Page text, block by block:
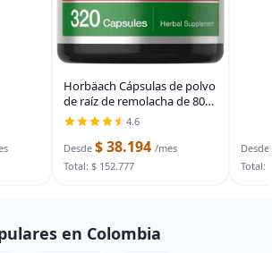
Horbäach Cápsulas de polvo
de raíz de remolacha de 8000
mg | 320 píldoras | Fórmula
sin OMG, sin gluten |
Suplemento de extracto de
hierbas de alta
4.6
Desde $ 38.194 /mes
Total: $ 152.777
Desde
Total:
en Colombia